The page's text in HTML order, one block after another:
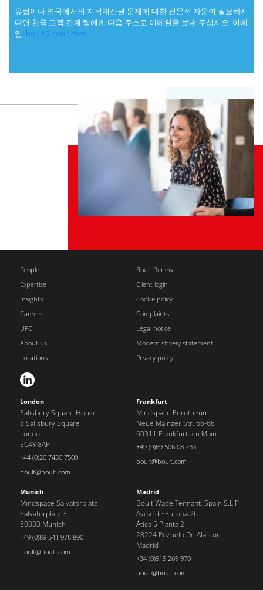
유럽이나 영국에서의 지적재산권 문제에 대한 전문적 자문이 필요하시
다면 한국 고객 관계 팀에게 다음 주소로 이메일을 보내 주십시오. 이메
일: boult@boult.com
People
Expertise
Insights
Careers
UPC
About us
Locations
Boult Renew
Client login
Cookie policy
Complaints
Legal notice
Modern slavery statement
Privacy policy
London
Salisbury Square House
8 Salisbury Square
London
EC4Y 8AP
+44 (0)20 7430 7500
boult@boult.com
Frankfurt
Mindspace Eurotheum
Neue Mainzer Str. 66-68
60311 Frankfurt am Main
+49 (0)69 506 08 733
boult@boult.com
Munich
Mindspace Salvatorplatz
Salvatorplatz 3
80333 Munich
+49 (0)89 541 978 890
boult@boult.com
Madrid
Boult Wade Tennant, Spain S.L.P.
Avda. de Europa 26
Ática 5 Planta 2
28224 Pozuelo De Alarcón
Madrid
+34 (0)919 269 970
boult@boult.com